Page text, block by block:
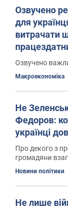
Озвучено
для
витрачати
Озвучено
Mакроекономіка
Не
Федоров:
українці
Про декого з
громадяни
Новини політики
Не лише